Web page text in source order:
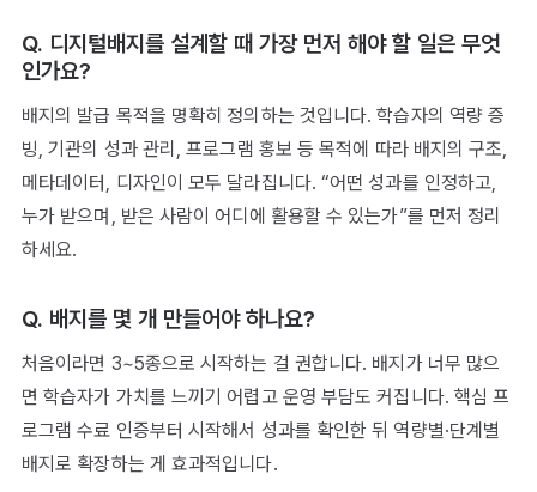
Q. 디지털배지를 설계할 때 가장 먼저 해야 할 일은 무엇
인가요?
배지의 발급 목적을 명확히 정의하는 것입니다. 학습자의 역량 증
빙, 기관의 성과 관리, 프로그램 홍보 등 목적에 따라 배지의 구조,
메타데이터, 디자인이 모두 달라집니다. “어떤 성과를 인정하고,
누가 받으며, 받은 사람이 어디에 활용할 수 있는가”를 먼저 정리
하세요.
Q. 배지를 몇 개 만들어야 하나요?
처음이라면 3~5종으로 시작하는 걸 권합니다. 배지가 너무 많으
면 학습자가 가치를 느끼기 어렵고 운영 부담도 커집니다. 핵심 프
로그램 수료 인증부터 시작해서 성과를 확인한 뒤 역량별·단계별
배지로 확장하는 게 효과적입니다.